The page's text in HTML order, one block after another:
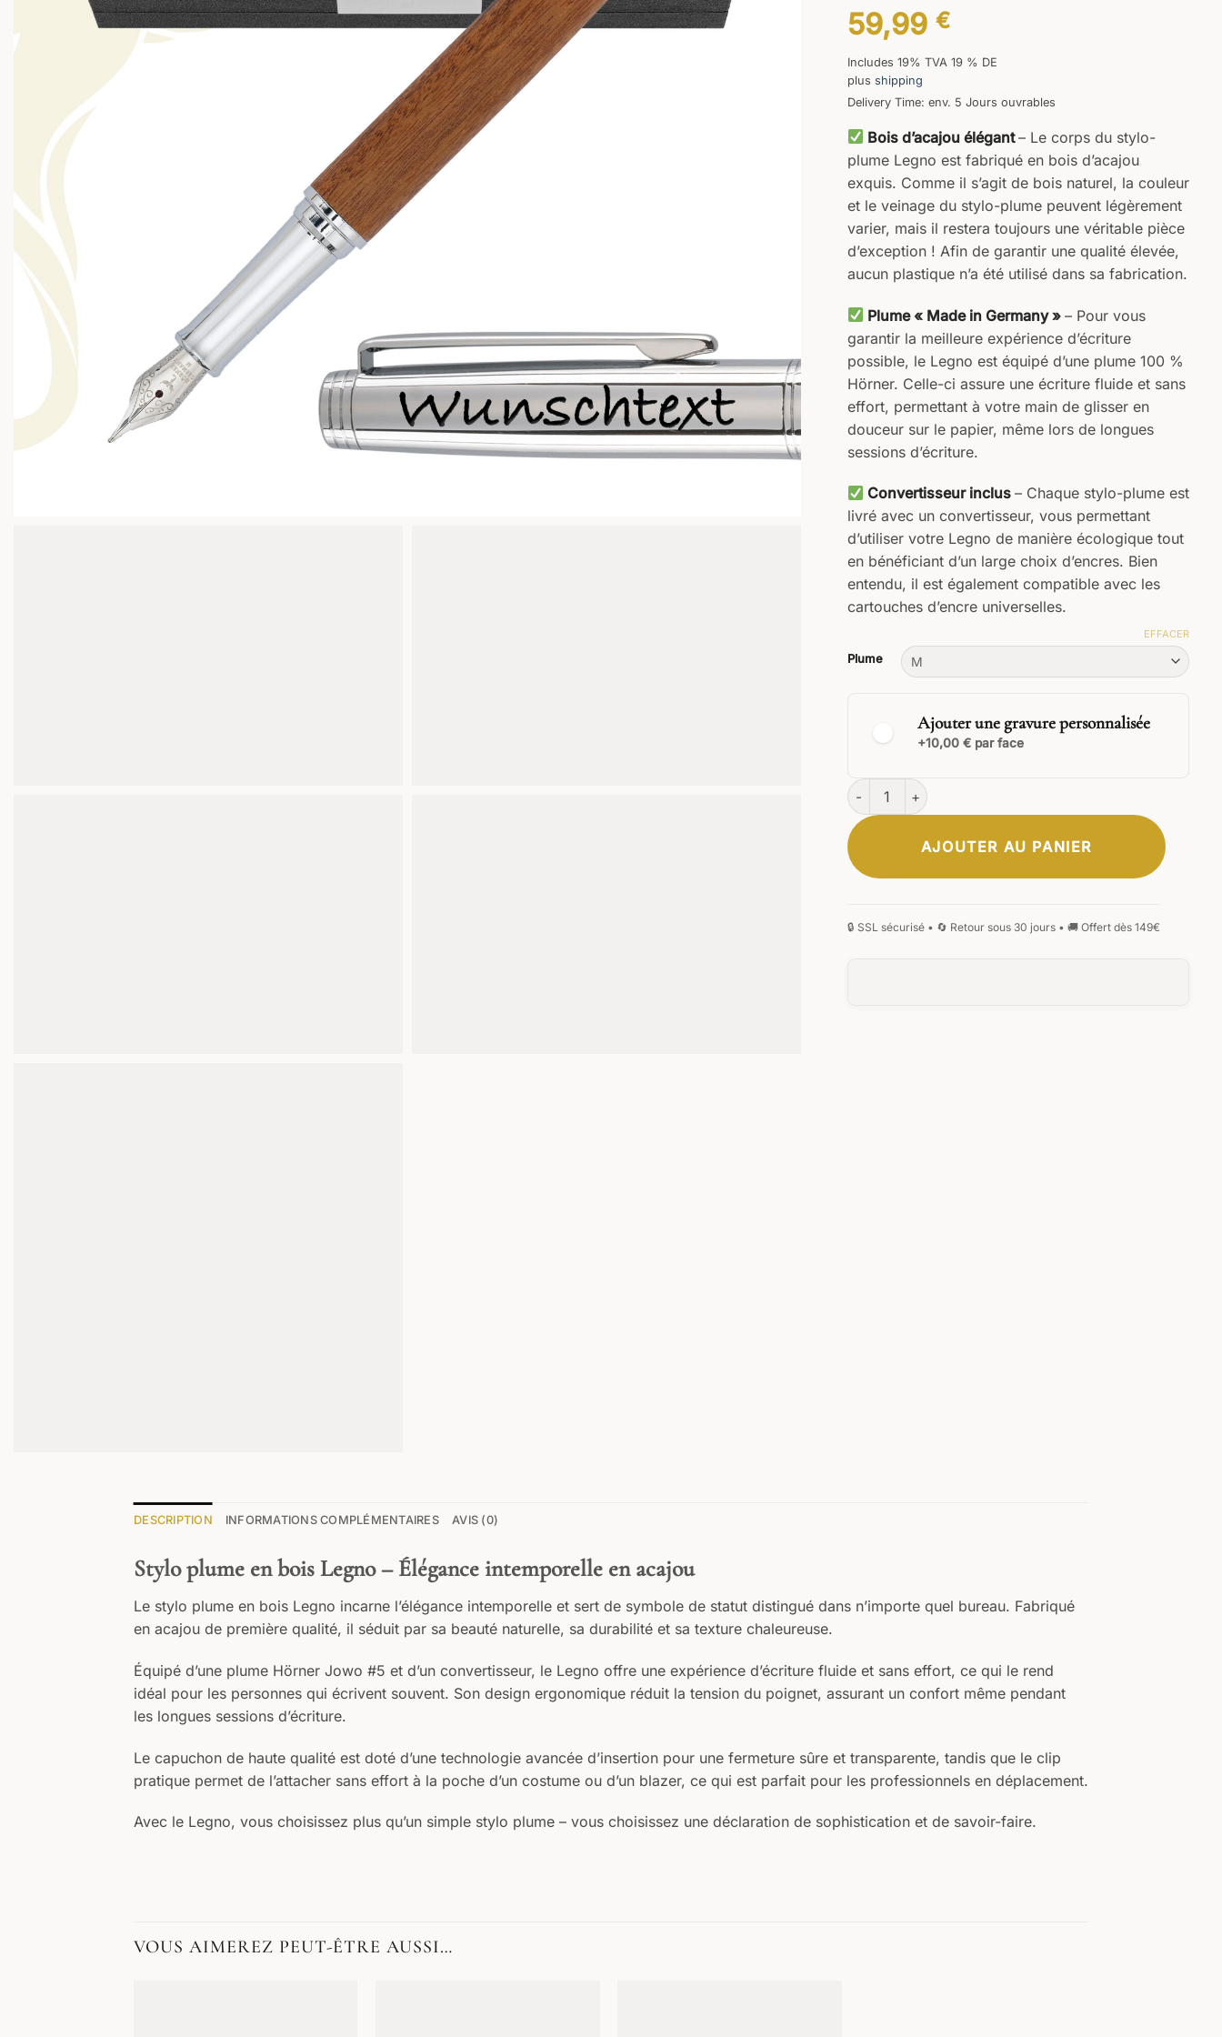
59,99 €
Includes 19% TVA 19 % DE
plus shipping
Delivery Time: env. 5 Jours ouvrables
Bois d’acajou élégant– Le corps du stylo-
plume Legno est fabriqué en bois d’acajou
exquis. Comme il s’agit de bois naturel, la couleur
et le veinage du stylo-plume peuvent légèrement
varier, mais il restera toujours une véritable pièce
d’exception ! Afin de garantir une qualité élevée,
aucun plastique n’a été utilisé dans sa fabrication.
Plume « Made in Germany »– Pour vous
garantir la meilleure expérience d’écriture
possible, le Legno est équipé d’une plume 100 %
Hörner. Celle-ci assure une écriture fluide et sans
effort, permettant à votre main de glisser en
douceur sur le papier, même lors de longues
sessions d’écriture.
Convertisseur inclus– Chaque stylo-plume est
livré avec un convertisseur, vous permettant
d’utiliser votre Legno de manière écologique tout
en bénéficiant d’un large choix d’encres. Bien
entendu, il est également compatible avec les
cartouches d’encre universelles.
Plume
EFFACER
Ajouter une gravure personnalisée
+10,00 € par face
ÉLÉGANTE SIGNATURE
quantité de Legno Acajou Stylo Plume
AJOUTER AU PANIER
DESCRIPTION INFORMATIONS COMPLÉMENTAIRES AVIS (0)
Stylo plume en bois Legno – Élégance intemporelle en acajou
Le stylo plume en bois Legno incarne l’élégance intemporelle et sert de symbole de statut distingué dans n’importe quel bureau. Fabriqué
en acajou de première qualité, il séduit par sa beauté naturelle, sa durabilité et sa texture chaleureuse.
Équipé d’une plume Hörner Jowo #5 et d’un convertisseur, le Legno offre une expérience d’écriture fluide et sans effort, ce qui le rend
idéal pour les personnes qui écrivent souvent. Son design ergonomique réduit la tension du poignet, assurant un confort même pendant
les longues sessions d’écriture.
Le capuchon de haute qualité est doté d’une technologie avancée d’insertion pour une fermeture sûre et transparente, tandis que le clip
pratique permet de l’attacher sans effort à la poche d’un costume ou d’un blazer, ce qui est parfait pour les professionnels en déplacement.
Avec le Legno, vous choisissez plus qu’un simple stylo plume – vous choisissez une déclaration de sophistication et de savoir-faire.
VOUS AIMEREZ PEUT-ÊTRE AUSSI…